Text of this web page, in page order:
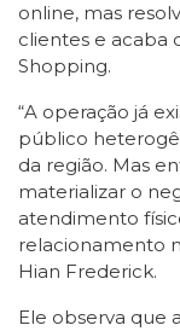
online, mas
clientes e acaba
Shopping.
“A operação já
público
da região. Mas
materializar o
atendimento
relacionamento
Hian Frederick.
Ele observa que